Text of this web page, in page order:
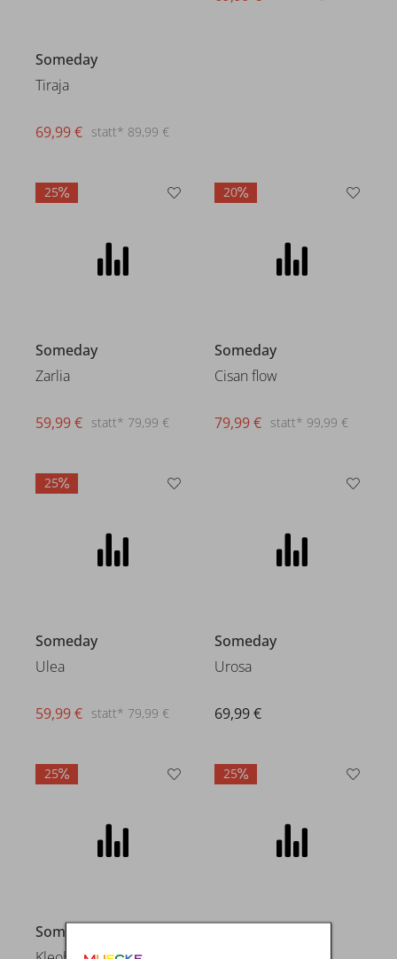
25
Someday
Zarlia
statt* 79,99 €
59,99 €
20
Someday
Cisan flow
statt* 99,99 €
79,99 €
25
Someday
Ulea
statt* 79,99 €
59,99 €
Someday
Urosa
69,99 €
25
Someday
25